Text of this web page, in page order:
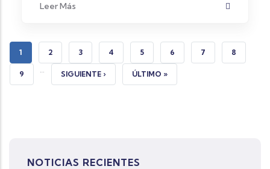
Leer Más
PÁGINA ACTUAL
1 PÁGINA
2 PÁGINA
3 PÁGINA
4 PÁGINA
5 PÁGINA
6 PÁGINA
7 PÁGINA
8
PÁGINA
9 … SIGUIENTE PÁGINA
SIGUIENTE › ÚLTIMA PÁGINA
ÚLTIMO »
NOTICIAS RECIENTES